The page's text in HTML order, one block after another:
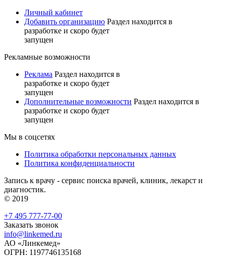
Личный кабинет
Добавить организацию Раздел находится в
разработке и скоро будет
запущен
Рекламные возможности
Реклама Раздел находится в
разработке и скоро будет
запущен
Дополнительные возможности Раздел находится в
разработке и скоро будет
запущен
Мы в соцсетях
Политика обработки персональных данных
Политика конфиденциальности
Запись к врачу - сервис поиска врачей, клиник, лекарст и
диагностик.
© 2019
+7 495 777-77-00
Заказать звонок
info@linkemed.ru
АО «Линкемед»
ОГРН: 1197746135168